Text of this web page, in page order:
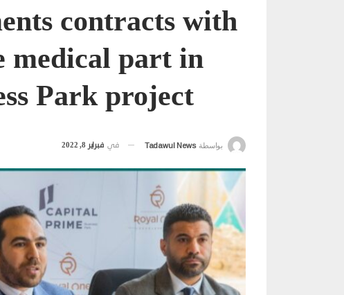
contracts with
medical part in
Park project
بواسطة Tadawul News في فبراير 8, 2022